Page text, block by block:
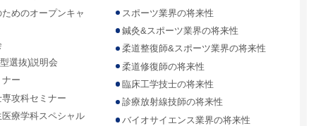
めのオープンキャ
選抜)説明会
ー
攻科セミナー
療学科スペシャル
スポーツ業界の将来性
鍼灸&スポーツ業界の将来性
柔道整復師&スポーツ業界の将来性
柔道修復師の将来性
臨床工学技士の将来性
診療放射線技師の将来性
バイオサイエンス業界の将来性